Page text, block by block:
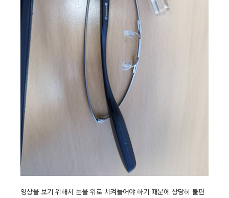
영상을 보기 위해서 눈을 위로 치켜들어야 하기 때문에 상당히 불편